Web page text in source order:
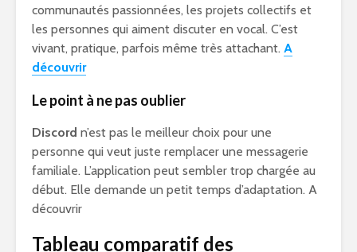
communautés passionnées, les projets collectifs et
les personnes qui aiment discuter en vocal. C’est
vivant, pratique, parfois même très attachant. A
découvrir
Le point à ne pas oublier
Discord n’est pas le meilleur choix pour une
personne qui veut juste remplacer une messagerie
familiale. L’application peut sembler trop chargée au
début. Elle demande un petit temps d’adaptation. A
découvrir
Tableau comparatif des